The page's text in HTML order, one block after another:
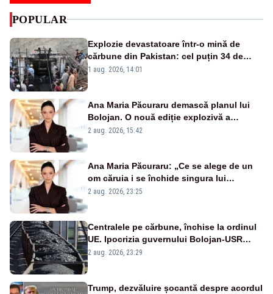
POPULAR
Explozie devastatoare într-o mină de
cărbune din Pakistan: cel puțin 34 de
morți - VIDEO
1 aug. 2026, 14:01
Ana Maria Păcuraru demască planul lui
Bolojan. O nouă ediție explozivă a
emisiunii „Miza Zilei” la Realitatea PLUS
2 aug. 2026, 15:42
Ana Maria Păcuraru: „Ce se alege de un
om căruia i se închide singura lui
portiță?”
2 aug. 2026, 23:25
Centralele pe cărbune, închise la ordinul
UE. Ipocrizia guvernului Bolojan-USR
după starea de alertă
2 aug. 2026, 23:29
Trump, dezvăluire șocantă despre acordul